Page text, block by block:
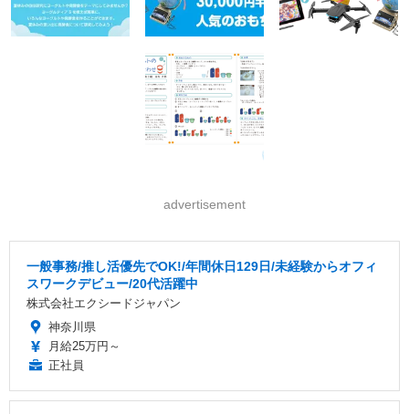
advertisement
一般事務/推し活優先でOK!/年間休日129日/未経験からオフィ
スワークデビュー/20代活躍中
株式会社エクシードジャパン
神奈川県
月給25万円～
正社員